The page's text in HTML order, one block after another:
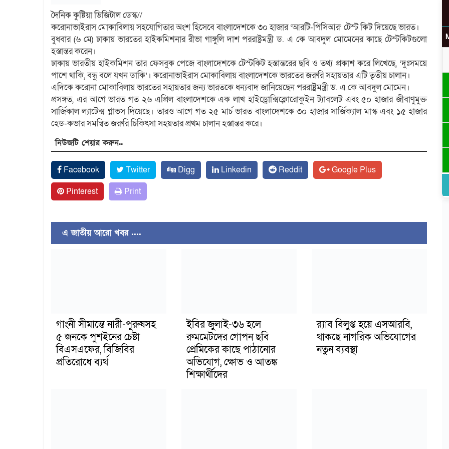
দৈনিক কুষ্টিয়া ডিজিটাল ডেস্ক//
করোনাভাইরাস মোকাবিলায় সহযোগিতার অংশ হিসেবে বাংলাদেশকে ৩০ হাজার ‘আরটি-পিসিআর’ টেস্ট কিট দিয়েছে ভারত।
বুধবার (৬ মে) ঢাকায় ভারতের হাইকমিশনার রীভা গাঙ্গুলি দাশ পররাষ্ট্রমন্ত্রী ড. এ কে আবদুল মোমেনের কাছে টেস্টকিটগুলো
হস্তান্তর করেন।
ঢাকায় ভারতীয় হাইকমিশন তার ফেসবুক পেজে বাংলাদেশকে টেস্টকিট হস্তান্তরের ছবি ও তথ্য প্রকাশ করে লিখেছে, ‘দুঃসময়ে
পাশে থাকি, বন্ধু বলে যখন ডাকি’। করোনাভাইরাস মোকাবিলায় বাংলাদেশকে ভারতের জরুরি সহায়তার এটি তৃতীয় চালান।
এদিকে করোনা মোকাবিলায় ভারতের সহায়তার জন্য ভারতকে ধন্যবাদ জানিয়েছেন পররাষ্ট্রমন্ত্রী ড. এ কে আবদুল মোমেন।
প্রসঙ্গত, এর আগে ভারত গত ২৬ এপ্রিল বাংলাদেশকে এক লাখ হাইড্রোক্সিক্লোরোকুইন ট্যাবলেট এবং ৫০ হাজার জীবাণুমুক্ত
সার্জিকাল ল্যাটেক্স গ্লাভস দিয়েছে। তারও আগে গত ২৫ মার্চ ভারত বাংলাদেশকে ৩০ হাজার সার্জিক্যাল মাস্ক এবং ১৫ হাজার
হেড-কভার সমন্বিত জরুরি চিকিৎসা সহয়তার প্রথম চালান হস্তান্তর করে।
নিউজটি শেয়ার করুন..
Facebook Twitter Digg Linkedin Reddit
Google Plus
Pinterest
Print
এ জাতীয় আরো খবর ....
গাংনী সীমান্তে নারী-পুরুষসহ
৫ জনকে পুশইনের চেষ্টা
বিএসএফের, বিজিবির
প্রতিরোধে ব্যর্থ
ইবির জুলাই-৩৬ হলে
রুমমেটদের গোপন ছবি
প্রেমিকের কাছে পাঠানোর
অভিযোগ, ক্ষোভ ও আতঙ্ক
শিক্ষার্থীদের
র‍্যাব বিলুপ্ত হয়ে এসআরবি,
থাকছে নাগরিক অভিযোগের
নতুন ব্যবস্থা